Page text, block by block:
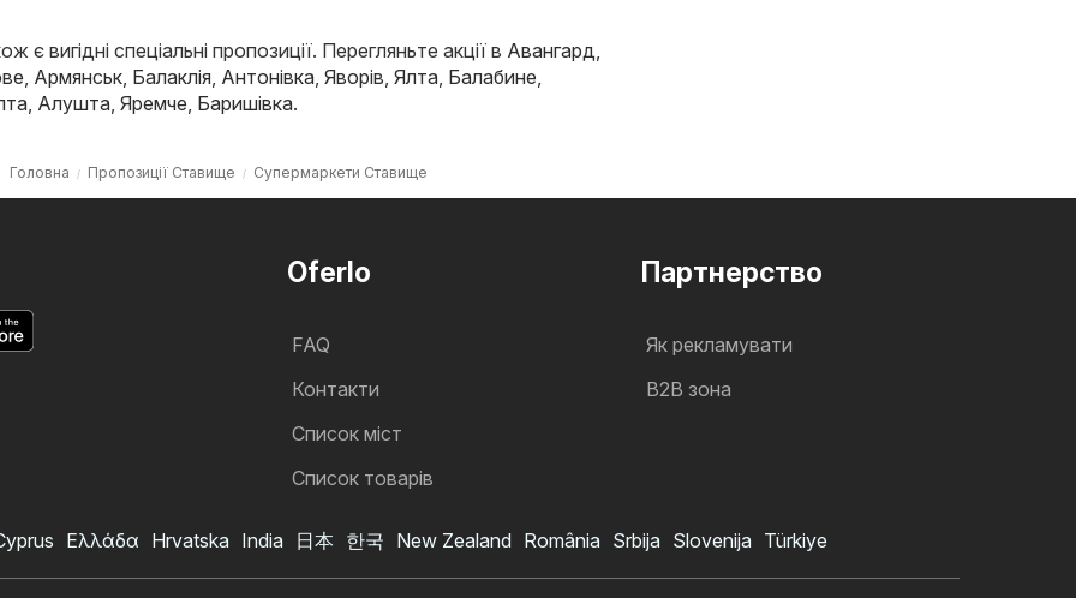
є вигідні спеціальні пропозиції. Перегляньте акції в Авангард,
, Армянськ, Балаклія, Антонівка, Яворів, Ялта, Балабине,
, Алушта, Яремче, Баришівка.
Головна Пропозиції Ставище Супермаркети Ставище
Oferlo
FAQ
Контакти
Cписок міст
Список товарів
Партнерство
Як рекламувати
B2B зона
Ελλάδα Hrvatska India 日本 한국 New Zealand România Srbija Slovenija Türkiye